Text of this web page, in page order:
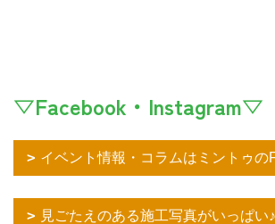
▽Facebook・Instagram▽
イベント情報・コラムはミントゥの
見ごたえのある施工写真がいっぱ